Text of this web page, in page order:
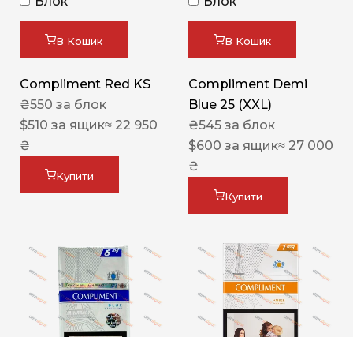
В Кошик
Compliment Red KS
₴550 за блок
$510 за ящик≈ 22 950
₴
Купити
В Кошик
Compliment Demi
Blue 25 (XXL)
₴545 за блок
$600 за ящик≈ 27 000
₴
Купити